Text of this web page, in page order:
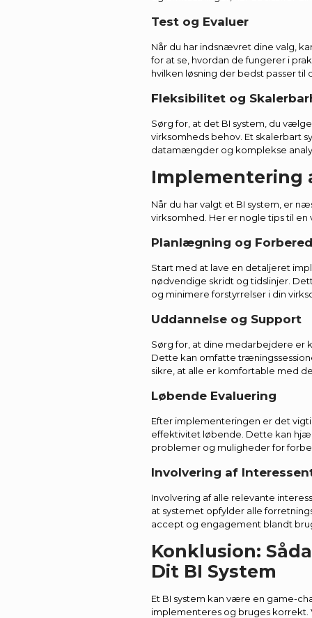
Test og Evaluer
Når du har indsnævret dine valg,
for at se, hvordan de fungerer i
hvilken løsning der bedst passer til
Fleksibilitet og
Sørg for, at det BI system, du
virksomheds behov. Et skalerbart
datamængder og komplekse
Implementering
Når du har valgt et BI system, er
virksomhed. Her er nogle tips til
Planlægning og
Start med at lave en detaljeret
nødvendige skridt og tidslinjer.
og minimere forstyrrelser i din
Uddannelse og Support
Sørg for, at dine medarbejdere er
Dette kan omfatte
sikre, at alle er komfortable med
Løbende Evaluering
Efter implementeringen er det
effektivitet løbende. Dette kan
problemer og muligheder for
Involvering af
Involvering af alle relevante
at systemet opfylder alle
accept og engagement blandt
Konklusion:
Dit BI System
Et BI system kan være en game-
implementeres og bruges korrekt.